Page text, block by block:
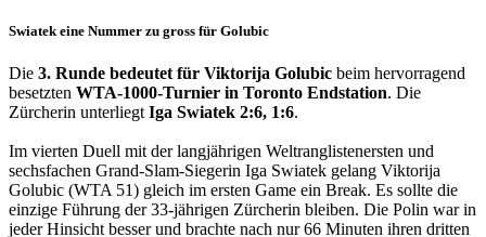
Swiatek eine Nummer zu gross für Golubic
Die 3. Runde bedeutet für Viktorija Golubic beim hervorragend
besetzten WTA-1000-Turnier in Toronto Endstation. Die
Zürcherin unterliegt Iga Swiatek 2:6, 1:6.
Im vierten Duell mit der langjährigen Weltranglistenersten und
sechsfachen Grand-Slam-Siegerin Iga Swiatek gelang Viktorija
Golubic (WTA 51) gleich im ersten Game ein Break. Es sollte die
einzige Führung der 33-jährigen Zürcherin bleiben. Die Polin war in
jeder Hinsicht besser und brachte nach nur 66 Minuten ihren dritten